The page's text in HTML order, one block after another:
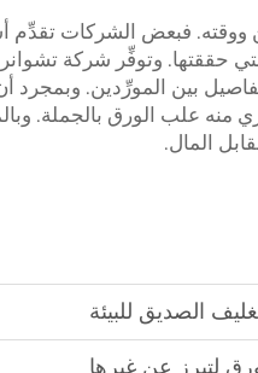
ووقته. فبعض الشركات
حققتها. وتوفِّر شركة
بين المورِّدين.
علب الورق بالجملة.
المال.
الصديق للبيئة
لتبرز عن غيرها